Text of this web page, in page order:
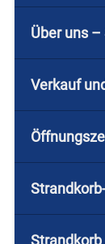
Über uns
Verkauf
Strandkorb